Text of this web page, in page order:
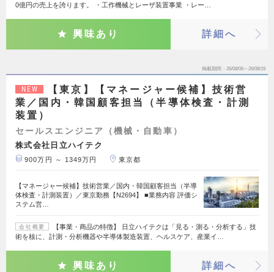
0億円の売上を誇ります。 ・工作機械とレーザ装置事業 ・レー…
興味あり 詳細へ
掲載期間 26/08/06～26/08/19
NEW
【東京】【マネージャー候補】技術営
業／国内・韓国顧客担当（半導体検査・計測
装置）
セールスエンジニア（機械・自動車）
株式会社日立ハイテク
900万円 ～ 1349万円 東京都
【マネージャー候補】技術営業／国内・韓国顧客担当（半導
体検査・計測装置）／東京勤務【N2694】 ■業務内容 評価シ
ステム営…
会社概要
【事業・商品の特徴】 日立ハイテクは「見る・測る・分析する」技
術を核に、計測・分析機器や半導体製造装置、ヘルスケア、産業イ…
興味あり 詳細へ